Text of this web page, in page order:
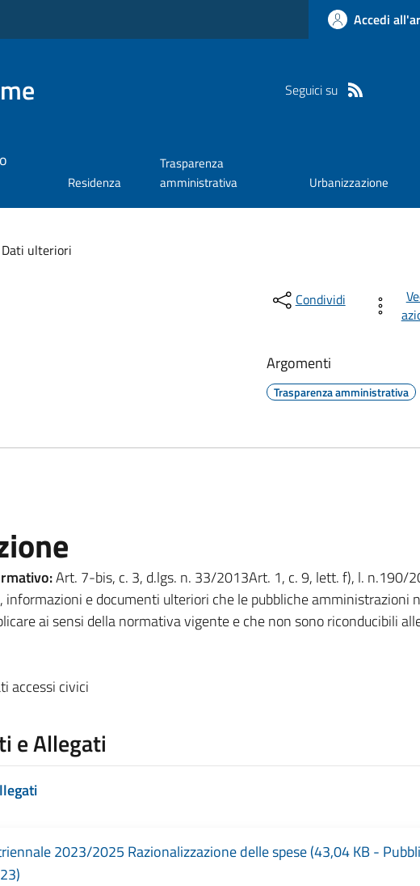
Accedi
Seguici su
Residenza
Trasparenza
amministrativa
Urbanizzazione
Dati ulteriori
Condividi
Argomenti
Trasparenza amministrativa
Art. 7-bis, c. 3, d.lgs. n. 33/2013Art. 1, c. 9, lett. f), l. n.190/
e documenti ulteriori che le pubbliche amministrazioni
ai sensi della normativa vigente e che non sono riconducibili
accessi civici
e Allegati
2023/2025 Razionalizzazione delle spese (43,04 KB -